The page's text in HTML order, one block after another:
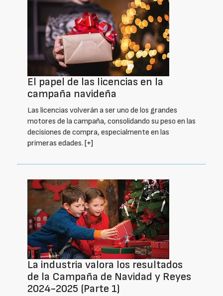
El papel de las licencias en la
campaña navideña
Las licencias volverán a ser uno de los grandes
motores de la campaña, consolidando su peso en las
decisiones de compra, especialmente en las
primeras edades. [+]
La industria valora los resultados
de la Campaña de Navidad y Reyes
2024-2025 (Parte 1)